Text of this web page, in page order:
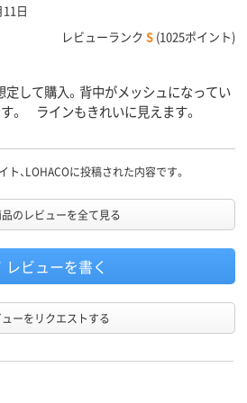
日
レビューランク S (1025ポイント)
して購入。背中がメッシュになってい
。 ラインもきれいに見えます。
、LOHACOに投稿された内容です。
品のレビューを全て見る
レビューを書く
ューをリクエストする